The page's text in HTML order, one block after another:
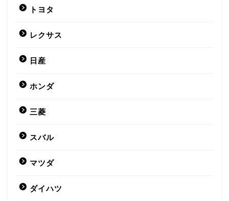
トヨタ
レクサス
日産
ホンダ
三菱
スバル
マツダ
ダイハツ